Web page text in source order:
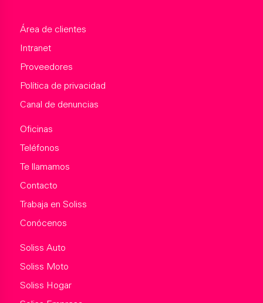
Área de clientes
Intranet
Proveedores
Política de privacidad
Canal de denuncias
Oficinas
Teléfonos
Te llamamos
Contacto
Trabaja en Soliss
Conócenos
Soliss Auto
Soliss Moto
Soliss Hogar